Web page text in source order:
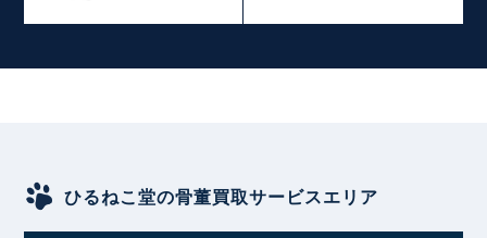
ひるねこ堂の骨董買取サービスエリア